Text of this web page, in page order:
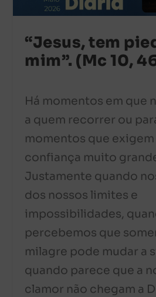
“Jesus, tem
mim”. (Mc 10,
Há momentos em que
a quem recorrer ou
momentos que exigem
confiança muito
Justamente quando
dos nossos limites e
impossibilidades,
percebemos que
milagre pode mudar a
quando parece que a
clamor não chegam a